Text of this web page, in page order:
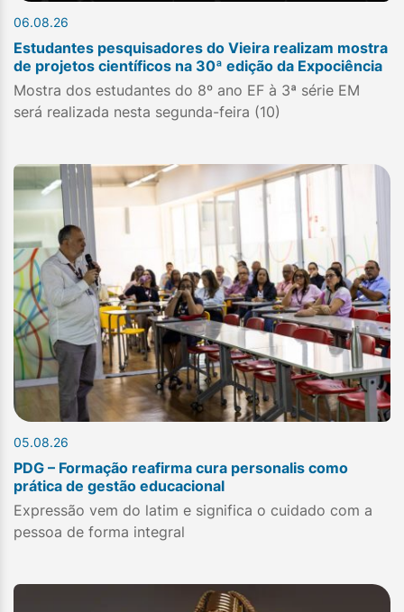
06.08.26
Estudantes pesquisadores do Vieira realizam mostra
de projetos científicos na 30ª edição da Expociência
Mostra dos estudantes do 8º ano EF à 3ª série EM
será realizada nesta segunda-feira (10)
05.08.26
PDG – Formação reafirma cura personalis como
prática de gestão educacional
Expressão vem do latim e significa o cuidado com a
pessoa de forma integral